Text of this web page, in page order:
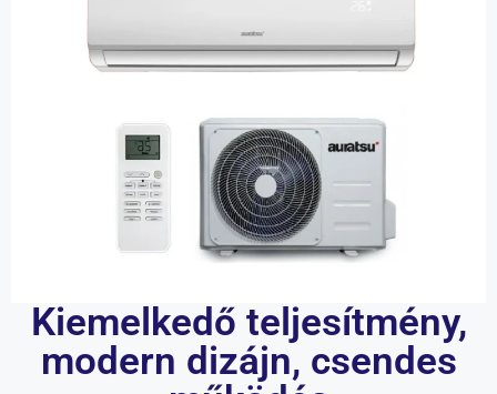
Kiemelkedő teljesítmény,
modern dizájn, csendes